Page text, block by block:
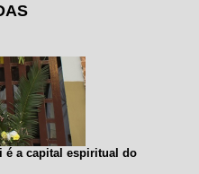
é a capital espiritual do